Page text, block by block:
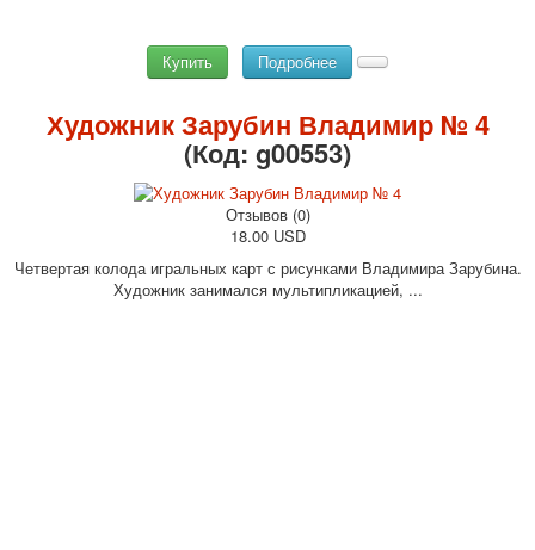
Купить Подробнее
Художник Зарубин Владимир № 4
(Код: g00553)
Отзывов (0)
18.00 USD
Четвертая колода игральных карт с рисунками Владимира Зарубина.
Художник занимался мультипликацией, ...